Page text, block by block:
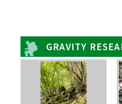
GRAVITY